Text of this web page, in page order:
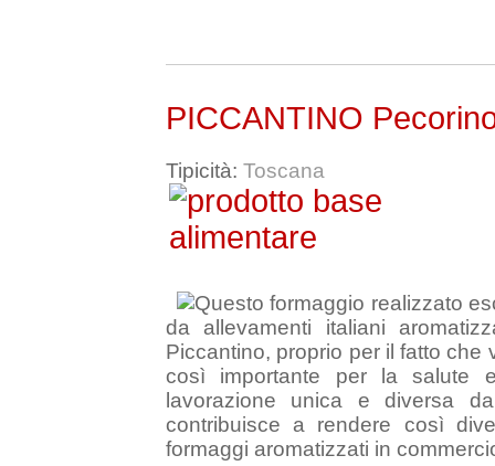
PICCANTINO
Tipicità: Toscana
Questo formaggio realizzato
da allevamenti italiani
Piccantino, proprio per il fatto
così importante per la salute
lavorazione unica e diversa
contribuisce a rendere così
formaggi aromatizzati in